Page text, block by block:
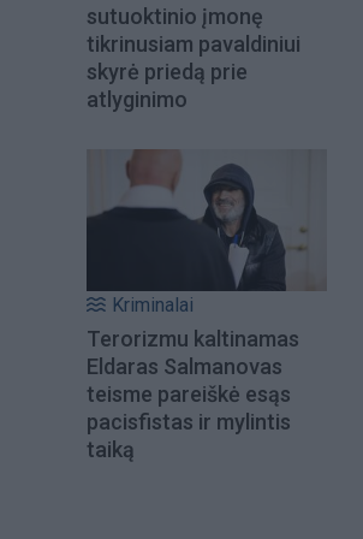
sutuoktinio įmonę
tikrinusiam pavaldiniui
skyrė priedą prie
atlyginimo
Kriminalai
Terorizmu kaltinamas
Eldaras Salmanovas
teisme pareiškė esąs
pacisfistas ir mylintis
taiką